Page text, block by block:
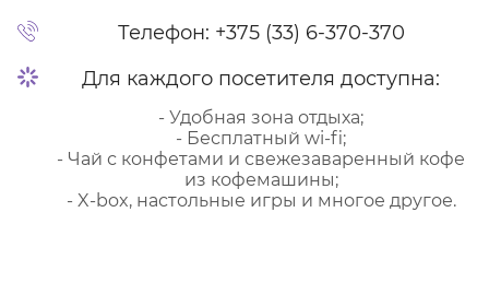
Телефон: +375 (33) 6-370-370
Для каждого посетителя доступна:
- Удобная зона отдыха;
- Бесплатный wi-fi;
- Чай с конфетами и свежезаваренный кофе
из кофемашины;
- X-box, настольные игры и многое другое.